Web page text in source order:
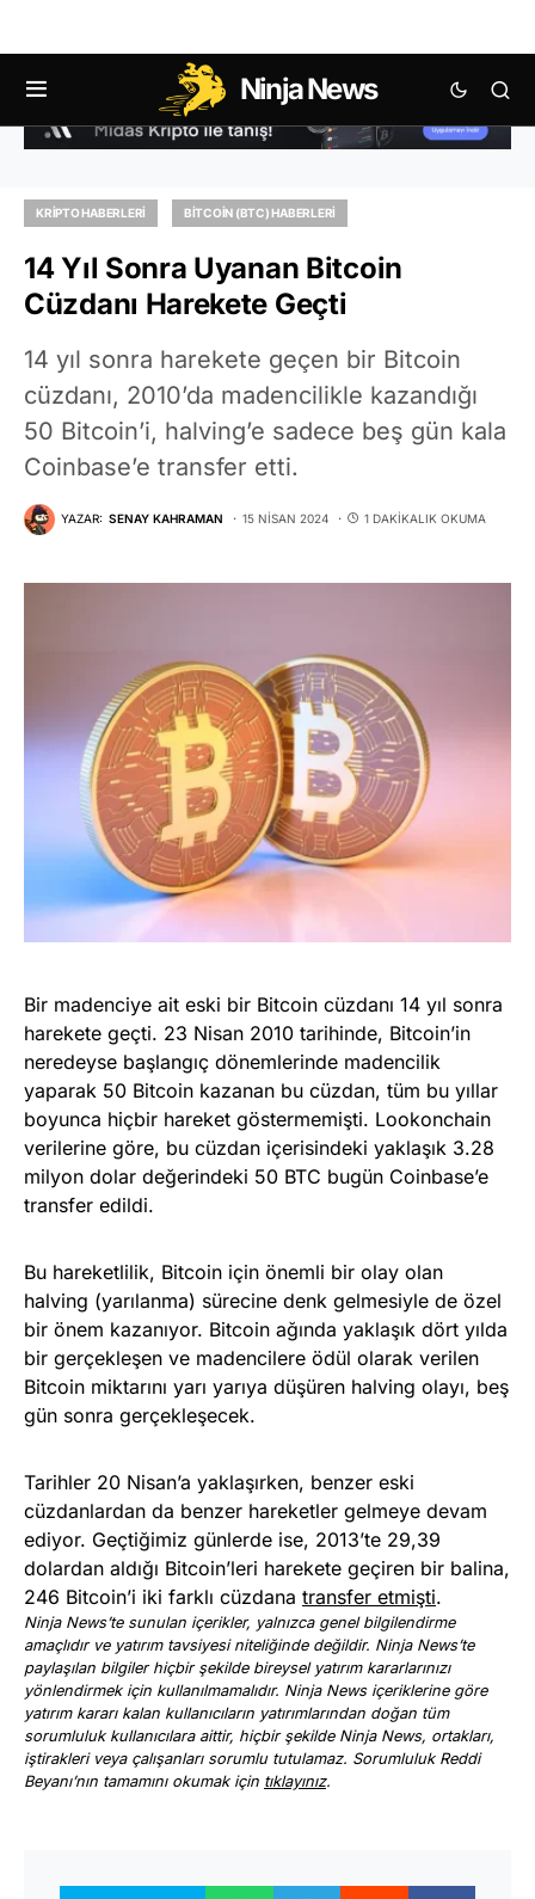
Ninja News
KRIPTO HABERLERI BITCOIN (BTC) HABERLERI
14 Yıl Sonra Uyanan Bitcoin
Cüzdanı Harekete Geçti
14 yıl sonra harekete geçen bir Bitcoin
cüzdanı, 2010’da madencilikle kazandığı
50 Bitcoin’i, halving’e sadece beş gün kala
Coinbase’e transfer etti.
YAZAR: SENAY KAHRAMAN 15 NISAN 2024 1 DAKIKALIK OKUMA
Bir madenciye ait eski bir Bitcoin cüzdanı 14 yıl sonra
harekete geçti. 23 Nisan 2010 tarihinde, Bitcoin’in
neredeyse başlangıç dönemlerinde madencilik
yaparak 50 Bitcoin kazanan bu cüzdan, tüm bu yıllar
boyunca hiçbir hareket göstermemişti. Lookonchain
verilerine göre, bu cüzdan içerisindeki yaklaşık 3.28
milyon dolar değerindeki 50 BTC bugün Coinbase’e
transfer edildi.
Bu hareketlilik, Bitcoin için önemli bir olay olan
halving (yarılanma) sürecine denk gelmesiyle de özel
bir önem kazanıyor. Bitcoin ağında yaklaşık dört yılda
bir gerçekleşen ve madencilere ödül olarak verilen
Bitcoin miktarını yarı yarıya düşüren halving olayı, beş
gün sonra gerçekleşecek.
Tarihler 20 Nisan’a yaklaşırken, benzer eski
cüzdanlardan da benzer hareketler gelmeye devam
ediyor. Geçtiğimiz günlerde ise, 2013’te 29,39
dolardan aldığı Bitcoin’leri harekete geçiren bir balina,
246 Bitcoin’i iki farklı cüzdana transfer etmişti.
Ninja News’te sunulan içerikler, yalnızca genel bilgilendirme
amaçlıdır ve yatırım tavsiyesi niteliğinde değildir. Ninja News’te
paylaşılan bilgiler hiçbir şekilde bireysel yatırım kararlarınızı
yönlendirmek için kullanılmamalıdır. Ninja News içeriklerine göre
yatırım kararı kalan kullanıcıların yatırımlarından doğan tüm
sorumluluk kullanıcılara aittir, hiçbir şekilde Ninja News, ortakları,
iştirakleri veya çalışanları sorumlu tutulamaz. Sorumluluk Reddi
Beyanı’nın tamamını okumak için tıklayınız.